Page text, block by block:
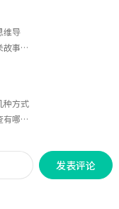
维导
故事，
种方式
有哪几
欢迎
发表评论